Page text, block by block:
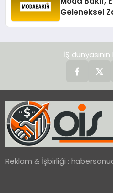
Geleneksel
İŞ
Reklam & İşbirliği :